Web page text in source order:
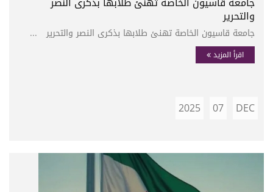
والتحرير
جامعة قاسيون الخاصة تهنئ طلابها بذكرى النصر والتحرير ...
اقرأ المزيد
DEC
07
2025